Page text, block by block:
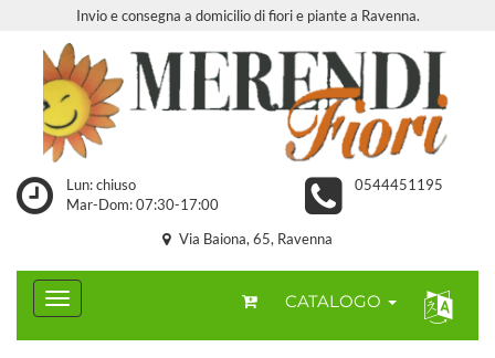
Invio e consegna a domicilio di fiori e piante a Ravenna.
Lun: chiuso
Mar-Dom: 07:30-17:00
0544451195
Via Baiona, 65, Ravenna
CATALOGO